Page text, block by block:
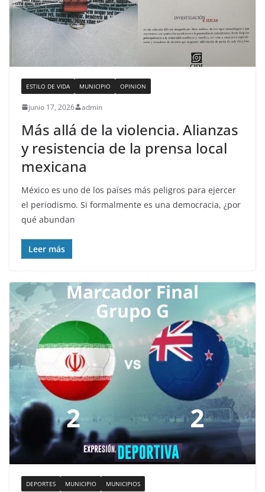
ESTILO DE VIDA MUNICIPIO OPINION
junio 17, 2026 admin
Más allá de la violencia. Alianzas
y resistencia de la prensa local
mexicana
México es uno de los países más peligros para ejercer
el periodismo. Si formalmente es una democracia, ¿por
qué abundan
Leer más
DEPORTES MUNICIPIO MUNICIPIOS